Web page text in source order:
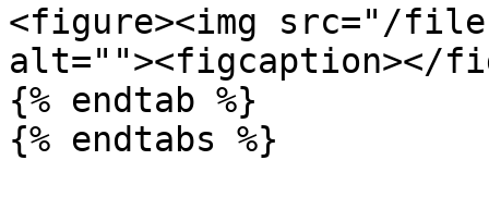
<figure><img src="/
alt=""><figcaption></
{% endtab %}
{% endtabs %}